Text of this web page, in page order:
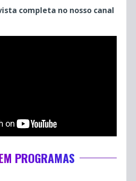
completa no nosso canal
PROGRAMAS